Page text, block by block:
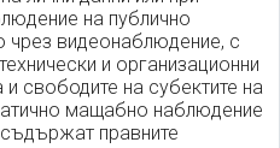
на публично
чрез видеонаблюдение, с
и организационни
свободите на субектите на
мащабно наблюдение
правните